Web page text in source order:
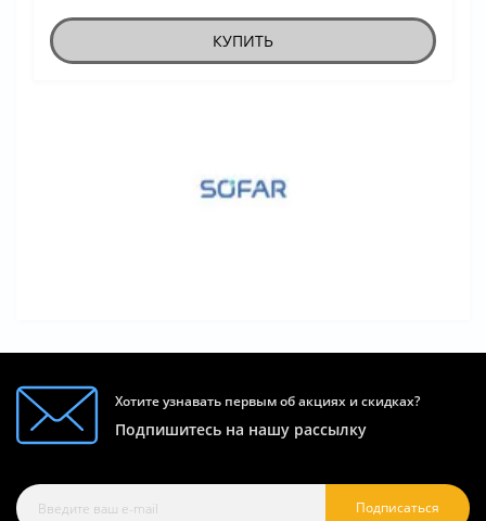
КУПИТЬ
Хотите узнавать первым об акциях и скидках?
Подпишитесь на нашу рассылку
Подписаться